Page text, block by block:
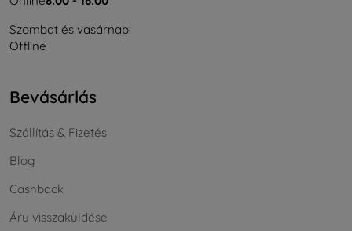
Szombat és vasárnap:
Offline
Bevásárlás
Szállítás & Fizetés
Blog
Cashback
Áru visszaküldése